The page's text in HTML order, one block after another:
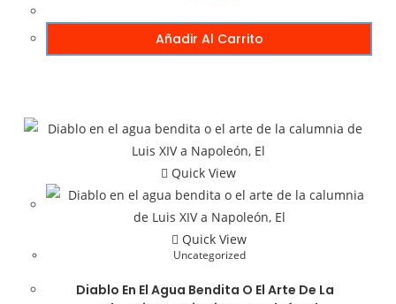
Añadir Al Carrito
Quick View
Quick View
Uncategorized
Diablo En El Agua Bendita O El Arte De La